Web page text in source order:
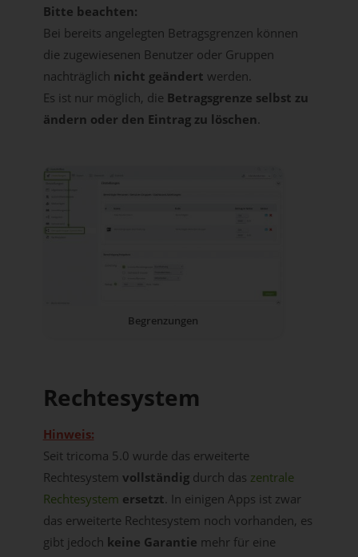
Bitte beachten:
Bei bereits angelegten Betragsgrenzen können
die zugewiesenen Benutzer oder Gruppen
nachträglich nicht geändert werden.
Es ist nur möglich, die Betragsgrenze selbst zu
ändern oder den Eintrag zu löschen
Begrenzungen
Rechtesystem
Hinweis:
Seit tricoma 5.0 wurde das erweiterte
Rechtesystem vollständig durch das zentrale
Rechtesystem ersetzt. In einigen Apps ist zwar
das erweiterte Rechtesystem noch vorhanden, es
gibt jedoch keine Garantie mehr für eine